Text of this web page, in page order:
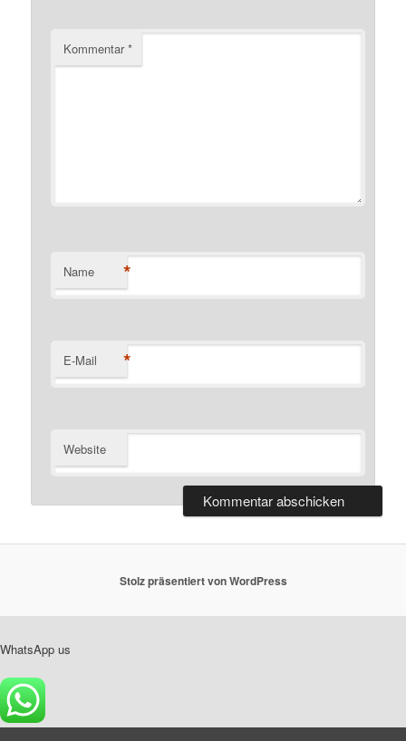
Kommentar*
Name *
E-Mail *
Website
Stolz präsentiert von WordPress
WhatsApp us